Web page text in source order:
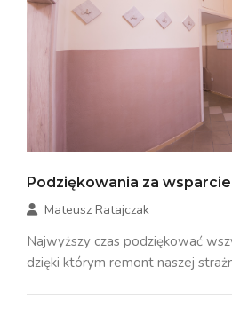
Podziękowania za wsparcie
Mateusz Ratajczak
Najwyższy czas podziękować
dzięki którym remont naszej